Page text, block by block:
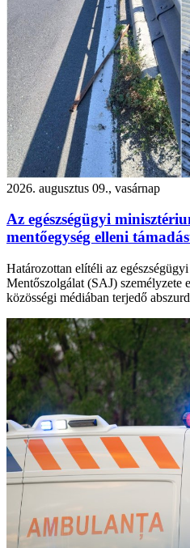
2026. augusztus 09., vasárnap
Az egészségügyi
mentőegység elleni
Határozottan elítéli az
Mentőszolgálat (SAJ) személyzete
közösségi médiában terjedő